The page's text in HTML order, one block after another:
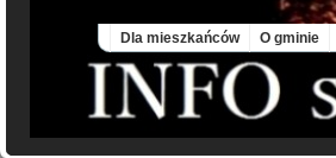
Dla mieszkańców O gminie